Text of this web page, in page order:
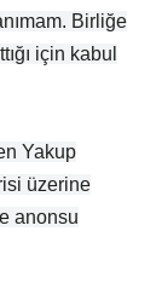
Birliğe
için kabul
Yakup
üzerine
anonsu